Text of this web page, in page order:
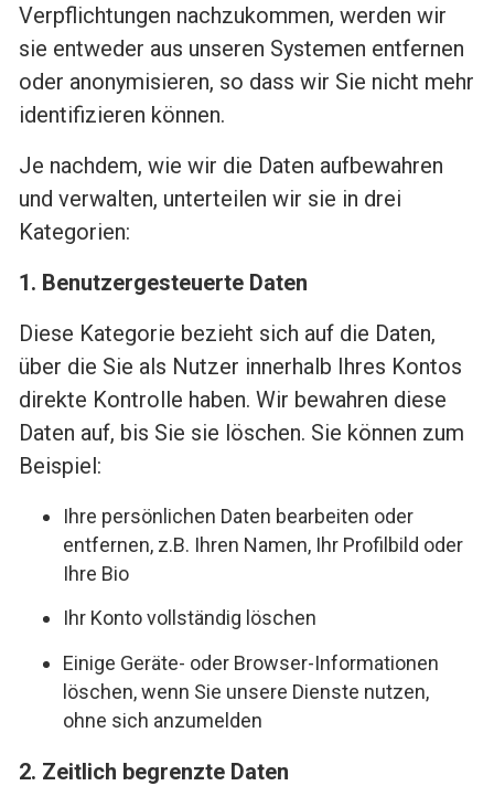
Verpflichtungen nachzukommen, werden wir
sie entweder aus unseren Systemen entfernen
oder anonymisieren, so dass wir Sie nicht mehr
identifizieren können.
Je nachdem, wie wir die Daten aufbewahren
und verwalten, unterteilen wir sie in drei
Kategorien:
1. Benutzergesteuerte Daten
Diese Kategorie bezieht sich auf die Daten,
über die Sie als Nutzer innerhalb Ihres Kontos
direkte Kontrolle haben. Wir bewahren diese
Daten auf, bis Sie sie löschen. Sie können zum
Beispiel:
Ihre persönlichen Daten bearbeiten oder
entfernen, z.B. Ihren Namen, Ihr Profilbild oder
Ihre Bio
Ihr Konto vollständig löschen
Einige Geräte- oder Browser-Informationen
löschen, wenn Sie unsere Dienste nutzen,
ohne sich anzumelden
2. Zeitlich begrenzte Daten